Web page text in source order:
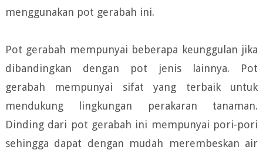
menggunakan pot gerabah ini.
Pot gerabah mempunyai beberapa keunggulan jika
dibandingkan dengan pot jenis lainnya. Pot
gerabah mempunyai sifat yang terbaik untuk
mendukung lingkungan perakaran tanaman.
Dinding dari pot gerabah ini mempunyai pori-pori
sehingga dapat dengan mudah merembeskan air